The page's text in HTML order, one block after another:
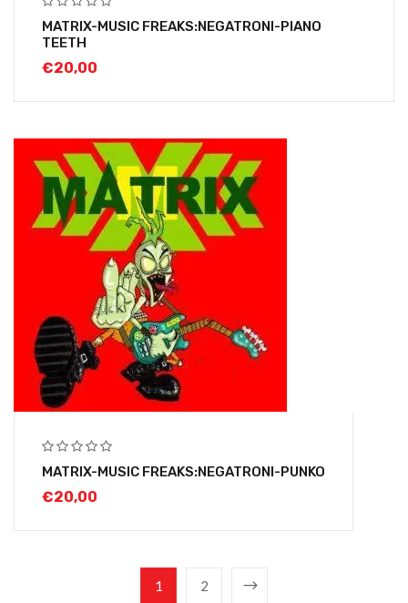
MATRIX-MUSIC FREAKS:NEGATRONI-PIANO
TEETH
€20,00
MATRIX-MUSIC FREAKS:NEGATRONI-PUNKO
€20,00
1 2